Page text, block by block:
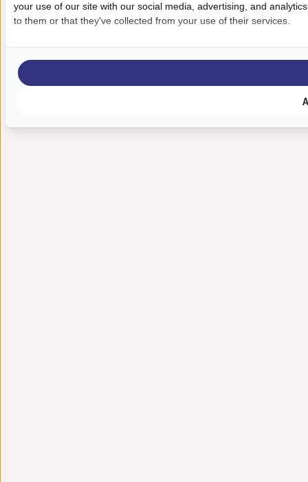
your use of our site with our social media, advertising, and
to them or that they've collected from your use of their services.